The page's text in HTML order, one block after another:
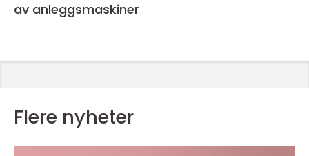
av anleggsmaskiner
Flere nyheter